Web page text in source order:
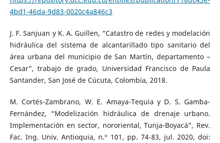
4bd1-46da-9d83-0020c4a846c3
J. F. Sanjuan y K. A. Guillen, “Catastro de redes y modelación
hidráulica del sistema de alcantarillado tipo sanitario del
área urbana del municipio de San Martín, departamento –
Cesar”, trabajo de grado, Universidad Francisco de Paula
Santander, San José de Cúcuta, Colombia, 2018.
M. Cortés-Zambrano, W. E. Amaya-Tequia y D. S. Gamba-
Fernández, “Modelización hidráulica de drenaje urbano.
Implementación en sector, nororiental, Tunja-Boyacá”, Rev.
Fac. Ing. Univ. Antioquia, n.º 101, pp. 74-83, jul. 2020, doi: